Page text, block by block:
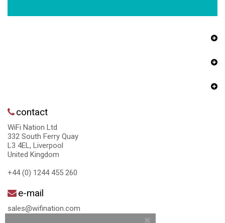
contact
WiFi Nation Ltd
332 South Ferry Quay
L3 4EL, Liverpool
United Kingdom
+44 (0) 1244 455 260
e-mail
sales@wifination.com